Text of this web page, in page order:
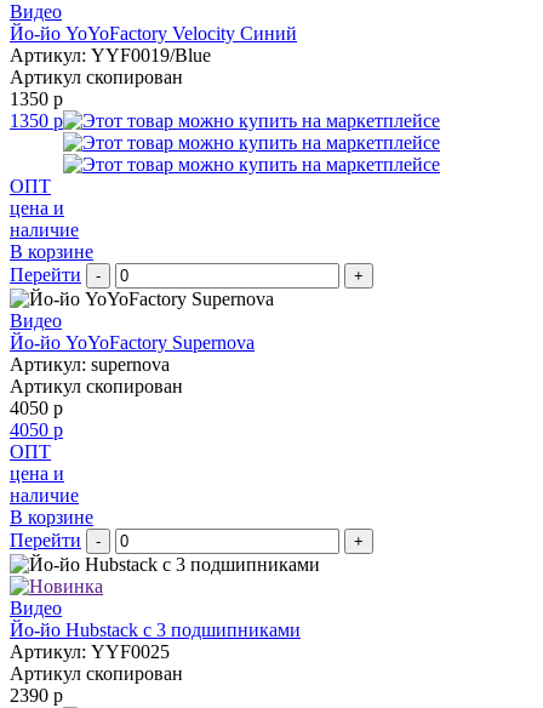
Видео
Йо-йо YoYoFactory Velocity Синий
Артикул: YYF0019/Blue
Артикул скопирован
1350 р
1350 р
ОПТ
цена и
наличие
В корзине
Перейти
- +
Видео
Йо-йо YoYoFactory Supernova
Артикул: supernova
Артикул скопирован
4050 р
4050 р
ОПТ
цена и
наличие
В корзине
Перейти
- +
Видео
Йо-йо Hubstack c 3 подшипниками
Артикул: YYF0025
Артикул скопирован
2390 р